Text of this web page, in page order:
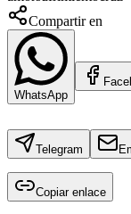
Compartir en
WhatsApp
Telegram
Copiar enlace